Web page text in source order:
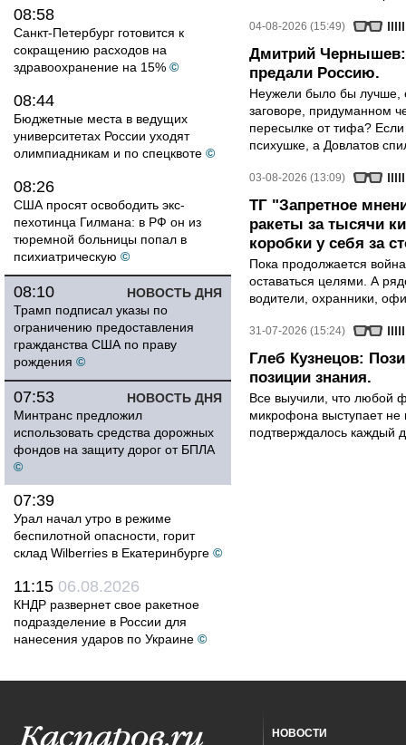
08:58
Санкт-Петербург готовится к
сокращению расходов на
здравоохранение на 15% ©
08:44
Бюджетные места в ведущих
университетах России уходят
олимпиадникам и по спецквоте ©
08:26
США просят освободить экс-
пехотинца Гилмана: в РФ он из
тюремной больницы попал в
психиатрическую ©
НОВОСТЬ ДНЯ
08:10
Трамп подписал указы по
ограничению предоставления
гражданства США по праву
рождения ©
НОВОСТЬ ДНЯ
07:53
Минтранс предложил
использовать средства дорожных
фондов на защиту дорог от БПЛА
©
07:39
Урал начал утро в режиме
беспилотной опасности, горит
склад Wilberries в Екатеринбурге ©
11:15 06.08.2026
КНДР развернет свое ракетное
подразделение в России для
нанесения ударов по Украине ©
04-08-2026 (15:49)
Дмитрий Чернышев:
предали Россию.
Неужели было бы лучше,
заговоре, придуманном
пересылке от тифа?
психушке, а Довлатов
03-08-2026 (13:09)
ТГ "Запретное
ракеты за тысячи
коробки у себя за
Пока продолжается
оставаться целями. А
водители, охранники,
31-07-2026 (15:24)
Глеб Кузнецов:
позиции знания.
Все выучили, что любой
микрофона выступает не
подтверждалось каждый
НОВОСТИ